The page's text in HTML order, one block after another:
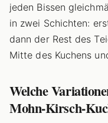
jeden Bissen
in zwei Schichten:
dann der Rest des
Mitte des Kuchens
Welche
Mohn-Kirsch-